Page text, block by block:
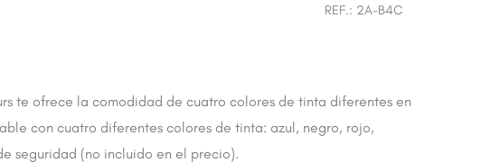
REF.: 2A-B4C
te ofrece la comodidad de cuatro colores de tinta diferentes en
con cuatro diferentes colores de tinta: azul, negro, rojo,
seguridad (no incluido en el precio).